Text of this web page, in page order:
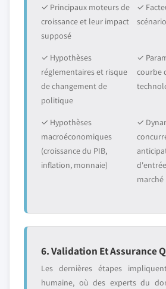
✓ Principaux moteurs de
croissance et leur impact
supposé
✓
✓ Hypothèses
réglementaires et risque
de changement de
politique
✓
courbe
✓ Hypothèses
macroéconomiques
(croissance du PIB,
inflation, monnaie)
✓
marché
6. Validation Et Assurance
Les dernières étapes
humaine, où des experts du